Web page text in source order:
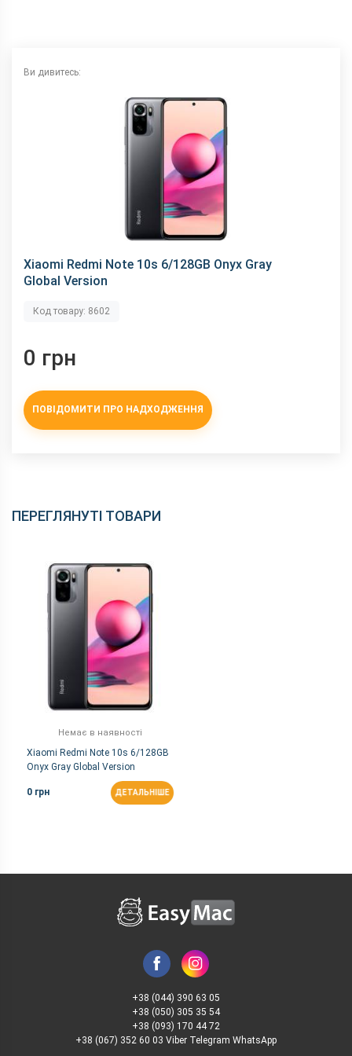
Аудіороз'єм
Характеристики та комплектацію товару виробник може
змінити без повідомлення.
Ви дивитесь:
Xiaomi Redmi Note 10s 6/128GB Onyx Gray
Global Version
Код товару: 8602
0 грн
ПОВІДОМИТИ ПРО НАДХОДЖЕННЯ
ПЕРЕГЛЯНУТІ ТОВАРИ
Немає в наявності
Xiaomi Redmi Note 10s 6/128GB
Onyx Gray Global Version
0 грн ДЕТАЛЬНІШЕ
+38 (044) 390 63 05
+38 (050) 305 35 54
+38 (093) 170 44 72
+38 (067) 352 60 03 Viber Telegram WhatsApp